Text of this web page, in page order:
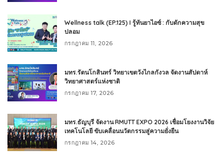
Wellness talk (EP.125) I รู้ทันยาไอซ์ : กับดักความสุข
ปลอม
กรกฎาคม 11, 2026
มทร.รัตนโกสินทร์ วิทยาเขตวังไกลกังวล จัดงานสัปดาห์
วิทยาศาสตร์แห่งชาติ
กรกฎาคม 17, 2026
มทร.ธัญบุรี จัดงาน RMUTT EXPO 2026 เชื่อมโยงงานวิจัย
เทคโนโลยี ขับเคลื่อนนวัตกรรมสู่ความยั่งยืน
กรกฎาคม 14, 2026